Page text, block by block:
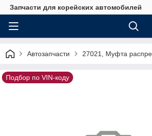
Запчасти для корейских автомобилей
Автозапчасти 27021, Муфта
Подбор по VIN-коду